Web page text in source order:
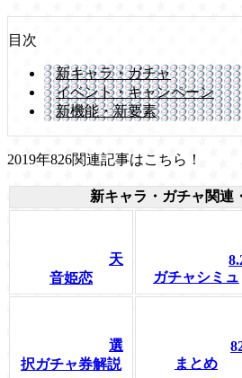
目次
新キャラ・ガチャ
イベント・キャンペーン
新機能・新要素
2019年826関連記事はこちら！
新キャラ・ガチャ関連
天
音姫恋
ガチャシミュ
選
択ガチャ券解説
まとめ